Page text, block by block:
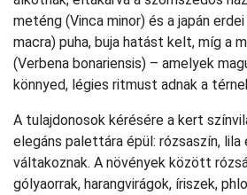
meténg (Vinca minor) és a japán
macra) puha, buja hatást kelt, míg a
(Verbena bonariensis) – amelyek
könnyed, légies ritmust adnak a
A tulajdonosok kérésére a kert
elegáns palettára épül: rózsaszín, lila
váltakoznak. A növények között
gólyaorrak, harangvirágok, íriszek,